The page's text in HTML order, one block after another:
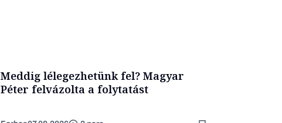
Meddig lélegezhetünk fel? Magyar
Péter felvázolta a folytatást